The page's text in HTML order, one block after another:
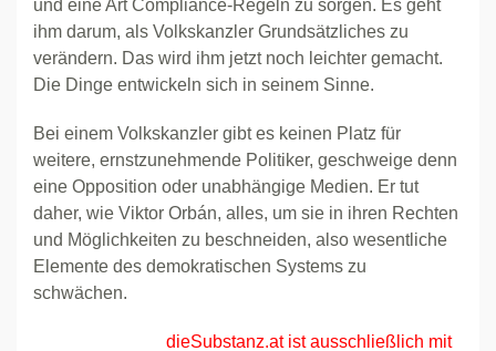
und eine Art Compliance-Regeln zu sorgen. Es geht
ihm darum, als Volkskanzler Grundsätzliches zu
verändern. Das wird ihm jetzt noch leichter gemacht.
Die Dinge entwickeln sich in seinem Sinne.
Bei einem Volkskanzler gibt es keinen Platz für
weitere, ernstzunehmende Politiker, geschweige denn
eine Opposition oder unabhängige Medien. Er tut
daher, wie Viktor Orbán, alles, um sie in ihren Rechten
und Möglichkeiten zu beschneiden, also wesentliche
Elemente des demokratischen Systems zu
schwächen.
dieSubstanz.at ist ausschließlich mit